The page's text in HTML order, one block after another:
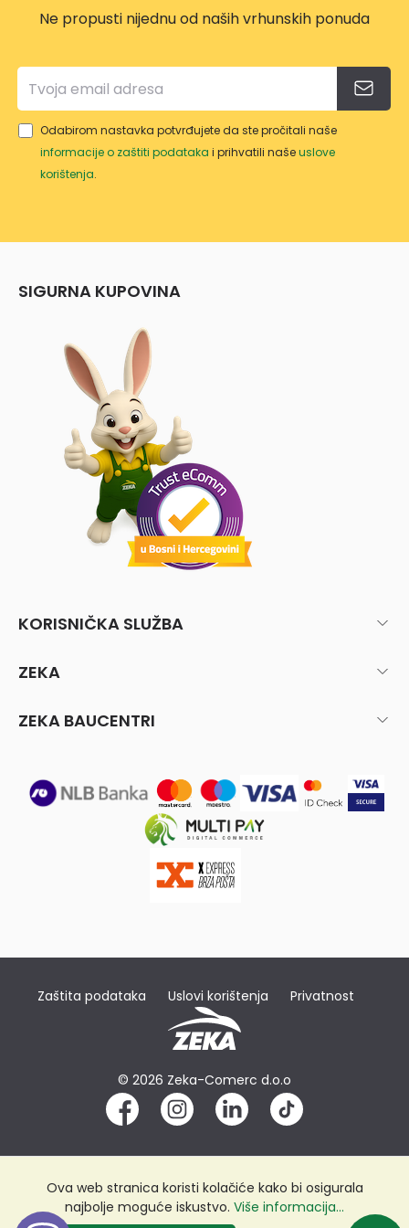
Ne propusti nijednu od naših vrhunskih ponuda
Odabirom nastavka potvrđujete da ste pročitali naše
informacije o zaštiti podataka i prihvatili našeuslove
korištenja.
SIGURNA KUPOVINA
KORISNIČKA SLUŽBA
ZEKA
ZEKA BAUCENTRI
Zaštita podataka Uslovi korištenja Privatnost
© 2026 Zeka-Comerc d.o.o
Ova web stranica koristi kolačiće kako bi osigurala
najbolje moguće iskustvo. Više informacija...